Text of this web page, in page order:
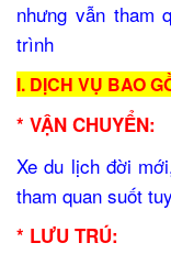
nhưng vẫn tham
trình
I. DỊCH VỤ BAO
* VẬN CHUYỂN:
Xe du lịch đời
tham quan suốt
* LƯU TRÚ: